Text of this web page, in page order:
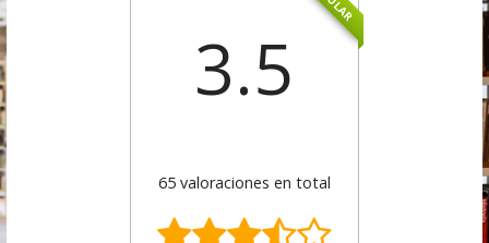
3.5
65 valoraciones en total